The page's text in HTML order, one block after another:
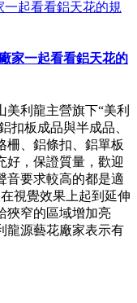
家一起看看鋁天花的
利龍主營旗下“美利
扣板成品與半成品、
柵、鋁條扣、鋁單板
好，保證質量，歡迎
音要求較高的都是適
視覺效果上起到延伸
狹窄的區域增加亮
龍源藝花廠家表示有